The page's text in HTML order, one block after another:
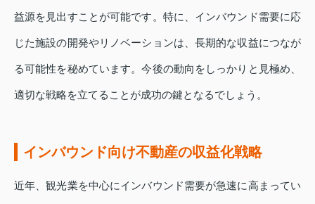
益源を見出すことが可能です。特に、インバウンド需要に応
じた施設の開発やリノベーションは、長期的な収益につなが
る可能性を秘めています。今後の動向をしっかりと見極め、
適切な戦略を立てることが成功の鍵となるでしょう。
インバウンド向け不動産の収益化戦略
近年、観光業を中心にインバウンド需要が急速に高まってい